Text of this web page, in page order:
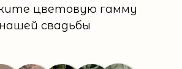
цветовую гамму
нашей свадьбы